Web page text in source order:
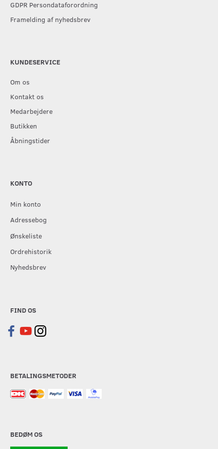
GDPR Persondataforordning
Framelding af nyhedsbrev
KUNDESERVICE
Om os
Kontakt os
Medarbejdere
Butikken
Åbningstider
KONTO
Min konto
Adressebog
Ønskeliste
Ordrehistorik
Nyhedsbrev
FIND OS
BETALINGSMETODER
BEDØM OS